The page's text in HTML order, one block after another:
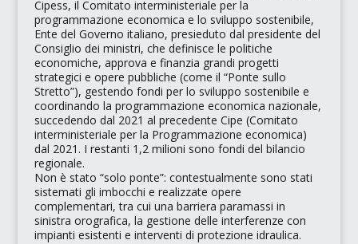
Cipess, il Comitato interministeriale per la
programmazione economica e lo sviluppo sostenibile,
Ente del Governo italiano, presieduto dal presidente del
Consiglio dei ministri, che definisce le politiche
economiche, approva e finanzia grandi progetti
strategici e opere pubbliche (come il “Ponte sullo
Stretto”), gestendo fondi per lo sviluppo sostenibile e
coordinando la programmazione economica nazionale,
succedendo dal 2021 al precedente Cipe (Comitato
interministeriale per la Programmazione economica)
dal 2021. I restanti 1,2 milioni sono fondi del bilancio
regionale.
Non è stato “solo ponte”: contestualmente sono stati
sistemati gli imbocchi e realizzate opere
complementari, tra cui una barriera paramassi in
sinistra orografica, la gestione delle interferenze con
impianti esistenti e interventi di protezione idraulica.